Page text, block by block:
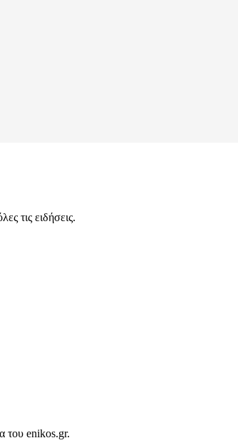
τις ειδήσεις.
του enikos.gr.